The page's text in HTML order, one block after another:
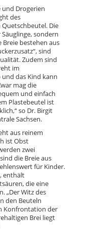
und Drogerien
des
Die
sondern
Breie bestehen aus
sind
Zudem sind
im
das Kind kann
mag die
und einfach
Plastebeutel ist
so Dr. Birgit
Sachsen.
aus reinem
ist Obst
zwei
die Breie aus
für Kinder.
enthält
die eine
„Der Witz des
den Beuteln
Konfrontation der
Brei liegt